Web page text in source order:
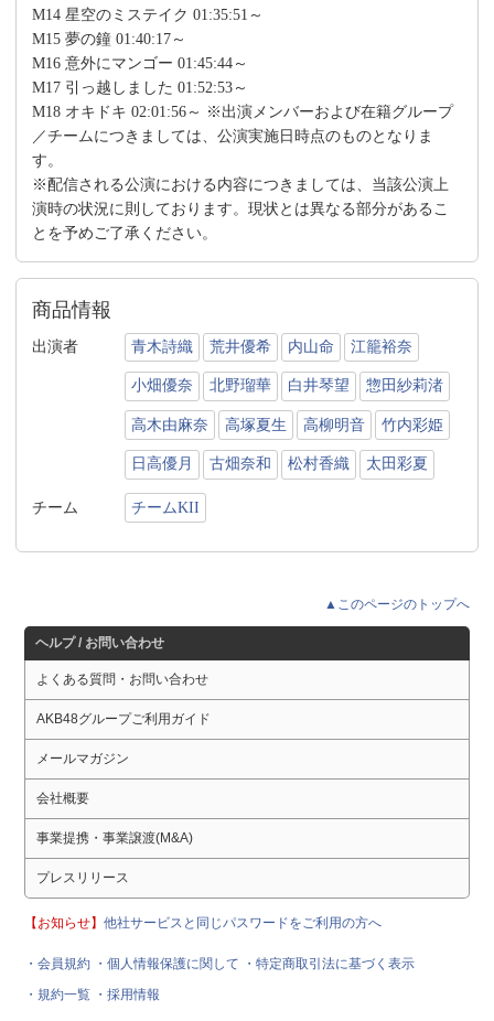
M14 星空のミステイク 01:35:51～
M15 夢の鐘 01:40:17～
M16 意外にマンゴー 01:45:44～
M17 引っ越しました 01:52:53～
M18 オキドキ 02:01:56～ ※出演メンバーおよび在籍グループ
／チームにつきましては、公演実施日時点のものとなりま
す。
※配信される公演における内容につきましては、当該公演上
演時の状況に則しております。現状とは異なる部分があるこ
とを予めご了承ください。
商品情報
出演者 青木詩織 荒井優希 内山命 江籠裕奈
小畑優奈 北野瑠華 白井琴望 惣田紗莉渚
高木由麻奈 高塚夏生 高柳明音 竹内彩姫
日高優月 古畑奈和 松村香織 太田彩夏
チーム チームKII
▲このページのトップへ
ヘルプ / お問い合わせ
よくある質問・お問い合わせ
AKB48グループご利用ガイド
メールマガジン
会社概要
事業提携・事業譲渡(M&A)
プレスリリース
【お知らせ】他社サービスと同じパスワードをご利用の方へ
・会員規約 ・個人情報保護に関して
・特定商取引法に基づく表示
・規約一覧 ・採用情報